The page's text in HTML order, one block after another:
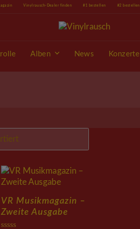
Vinylrausch-Dealer finden #1 bestellen #2 bestellen
Alben News Konzerte
VR Musikmagazin –
Zweite Ausgabe